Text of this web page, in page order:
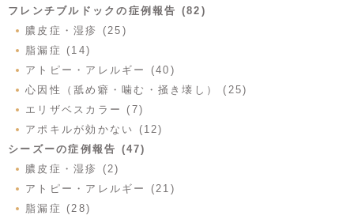
フレンチブルドックの症例報告 (82)
膿皮症・湿疹 (25)
脂漏症 (14)
アトピー・アレルギー (40)
心因性（舐め癖・噛む・掻き壊し） (25)
エリザベスカラー (7)
アポキルが効かない (12)
シーズーの症例報告 (47)
膿皮症・湿疹 (2)
アトピー・アレルギー (21)
脂漏症 (28)